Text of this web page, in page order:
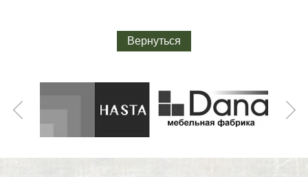
Вернуться